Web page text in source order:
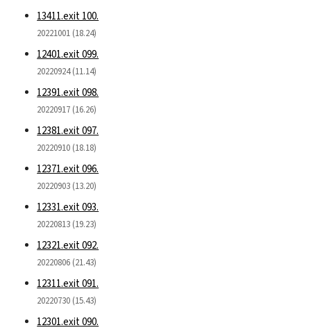
13411.exit 100.
20221001 (18.24)
12401.exit 099.
20220924 (11.14)
12391.exit 098.
20220917 (16.26)
12381.exit 097.
20220910 (18.18)
12371.exit 096.
20220903 (13.20)
12331.exit 093.
20220813 (19.23)
12321.exit 092.
20220806 (21.43)
12311.exit 091.
20220730 (15.43)
12301.exit 090.